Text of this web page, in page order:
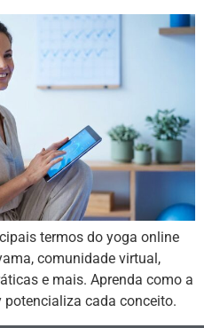
termos do yoga online
comunidade virtual,
e mais. Aprenda como a
cada conceito.